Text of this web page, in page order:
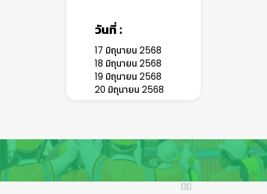
วันที่ :
17 มิถุนายน 2568
18 มิถุนายน 2568
19 มิถุนายน 2568
20 มิถุนายน 2568